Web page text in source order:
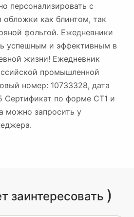
персонализировать с
как блинтом, так
фольгой. Ежедневники
успешным и эффективным в
жизни! Ежедневник
промышленной
номер: 10733328, дата
Сертификат по форме СТ1 и
можно запросить у
заинтересовать )